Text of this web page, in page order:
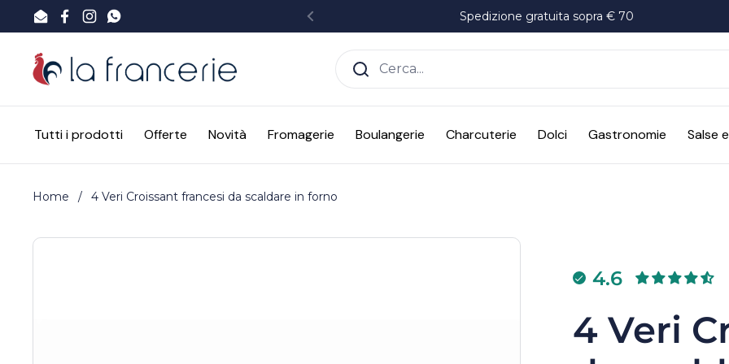
Passa ai contenuti
EmailFacebook
Instagram
WhatsApp Precedente
Spedizione gratuita sopra € 70
Tutti i prodotti Offerte Novità Fromagerie Boulangerie Charcuterie Dolci Gastronomie Salse
Home / 4 Veri Croissant francesi da scaldare in forno
4.6
4 Veri